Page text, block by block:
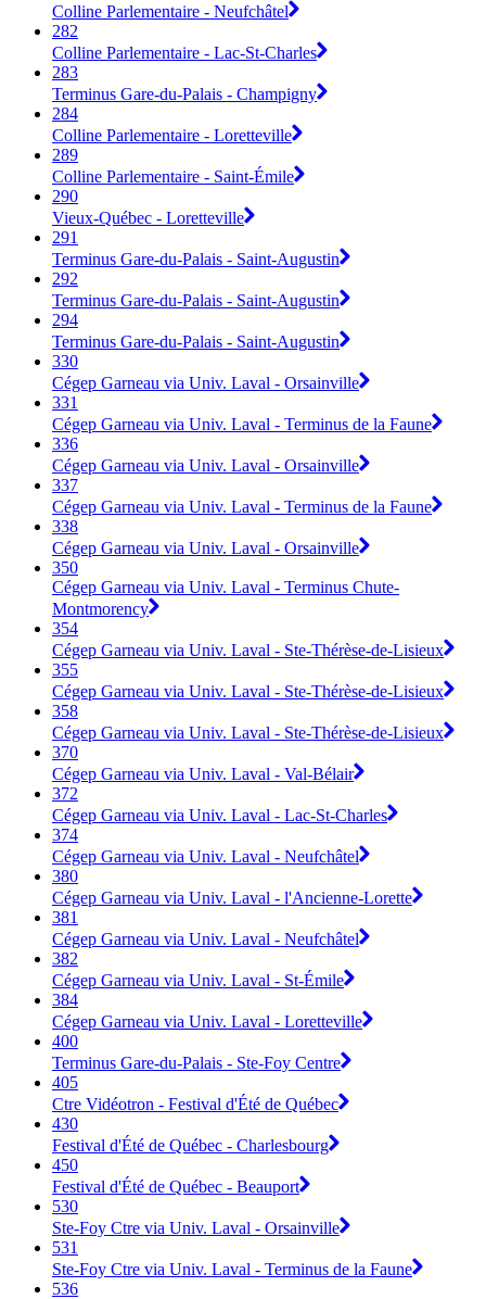
Colline Parlementaire - Neufchâtel
282
Colline Parlementaire - Lac-St-Charles
283
Terminus Gare-du-Palais - Champigny
284
Colline Parlementaire - Loretteville
289
Colline Parlementaire - Saint-Émile
290
Vieux-Québec - Loretteville
291
Terminus Gare-du-Palais - Saint-Augustin
292
Terminus Gare-du-Palais - Saint-Augustin
294
Terminus Gare-du-Palais - Saint-Augustin
330
Cégep Garneau via Univ. Laval - Orsainville
331
Cégep Garneau via Univ. Laval - Terminus de la Faune
336
Cégep Garneau via Univ. Laval - Orsainville
337
Cégep Garneau via Univ. Laval - Terminus de la Faune
338
Cégep Garneau via Univ. Laval - Orsainville
350
Cégep Garneau via Univ. Laval - Terminus Chute-
Montmorency
354
Cégep Garneau via Univ. Laval - Ste-Thérèse-de-Lisieux
355
Cégep Garneau via Univ. Laval - Ste-Thérèse-de-Lisieux
358
Cégep Garneau via Univ. Laval - Ste-Thérèse-de-Lisieux
370
Cégep Garneau via Univ. Laval - Val-Bélair
372
Cégep Garneau via Univ. Laval - Lac-St-Charles
374
Cégep Garneau via Univ. Laval - Neufchâtel
380
Cégep Garneau via Univ. Laval - l'Ancienne-Lorette
381
Cégep Garneau via Univ. Laval - Neufchâtel
382
Cégep Garneau via Univ. Laval - St-Émile
384
Cégep Garneau via Univ. Laval - Loretteville
400
Terminus Gare-du-Palais - Ste-Foy Centre
405
Ctre Vidéotron - Festival d'Été de Québec
430
Festival d'Été de Québec - Charlesbourg
450
Festival d'Été de Québec - Beauport
530
Ste-Foy Ctre via Univ. Laval - Orsainville
531
Ste-Foy Ctre via Univ. Laval - Terminus de la Faune
536